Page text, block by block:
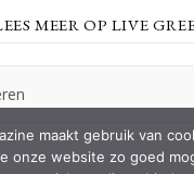
MEER OP LIVE
maakt gebruik van
onze website zo goed